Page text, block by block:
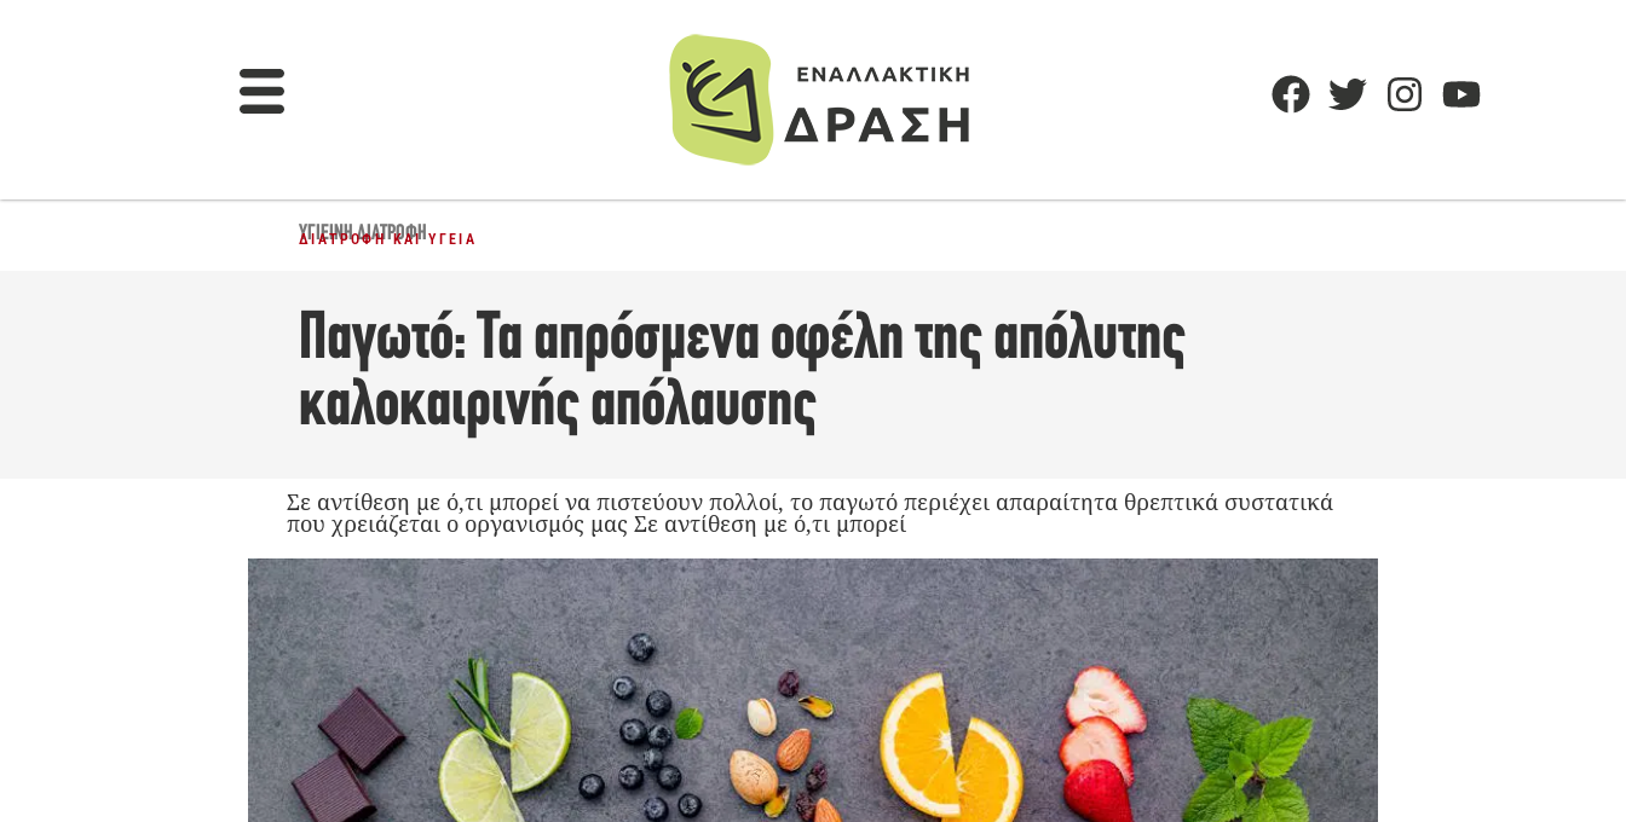
ΥΓΙΕΙΝΉ ΔΙΑΤΡΟΦΉ
ΔΙΑΤΡΟΦΉ ΚΑΙ ΥΓΕΊΑ
Παγωτό: Τα απρόσμενα οφέλη της απόλυτης
καλοκαιρινής απόλαυσης
Σε αντίθεση με ό,τι μπορεί να πιστεύουν πολλοί, το παγωτό περιέχει απαραίτητα θρεπτικά συστατικά
που χρειάζεται ο οργανισμός μας Σε αντίθεση με ό,τι μπορεί